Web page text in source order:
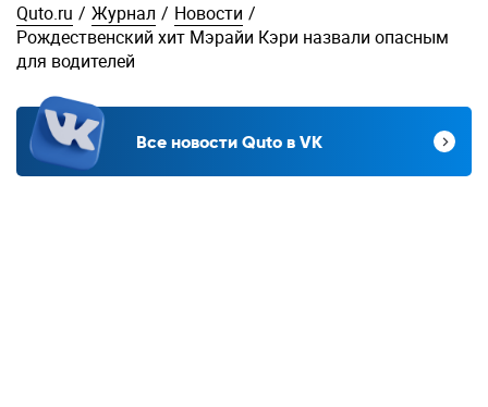
Quto.ru / Журнал / Новости /
Рождественский хит Мэрайи Кэри назвали опасным
для водителей
Все новости Quto в VK